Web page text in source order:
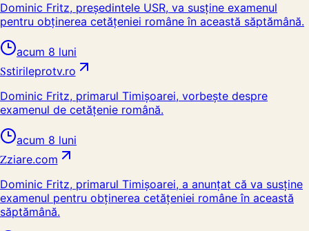
Dominic Fritz, președintele USR, va susține examenul
pentru obținerea cetățeniei române în această săptămână.
acum 8 luni
Sstirileprotv.ro
Dominic Fritz, primarul Timișoarei, vorbește despre
examenul de cetățenie română.
acum 8 luni
Zziare.com
Dominic Fritz, primarul Timișoarei, a anunțat că va susține
examenul pentru obținerea cetățeniei române în această
săptămână.